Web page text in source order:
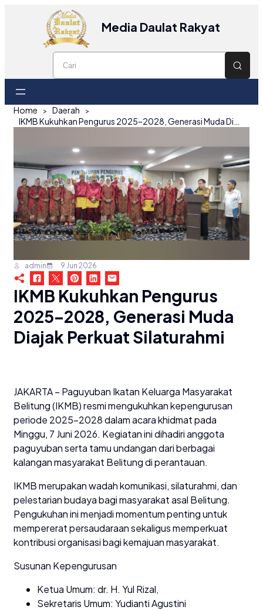
Media Daulat Rakyat
Home
Daerah
admin 9 Jun 2026
IKMB Kukuhkan Pengurus
2025–2028, Generasi Muda
Diajak Perkuat Silaturahmi
JAKARTA – Paguyuban Ikatan Keluarga Masyarakat
Belitung (IKMB) resmi mengukuhkan kepengurusan
periode 2025–2028 dalam acara khidmat pada
Minggu, 7 Juni 2026. Kegiatan ini dihadiri anggota
paguyuban serta tamu undangan dari berbagai
kalangan masyarakat Belitung di perantauan.
IKMB merupakan wadah komunikasi, silaturahmi, dan
pelestarian budaya bagi masyarakat asal Belitung.
Pengukuhan ini menjadi momentum penting untuk
mempererat persaudaraan sekaligus memperkuat
kontribusi organisasi bagi kemajuan masyarakat.
Susunan Kepengurusan
Ketua Umum: dr. H. Yul Rizal,
Sekretaris Umum: Yudianti Agustini